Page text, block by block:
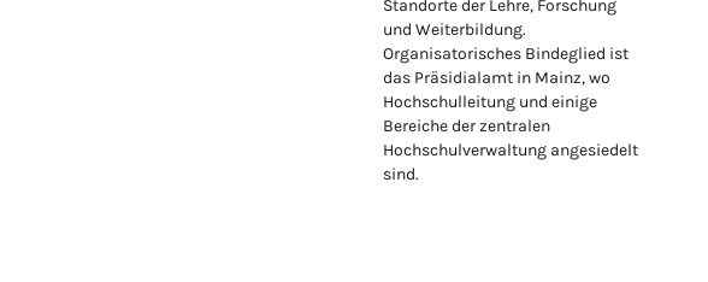
Standorte der Lehre, Forschung
und Weiterbildung.
Organisatorisches Bindeglied ist
das Präsidialamt in Mainz, wo
Hochschulleitung und einige
Bereiche der zentralen
Hochschulverwaltung angesiedelt
sind.